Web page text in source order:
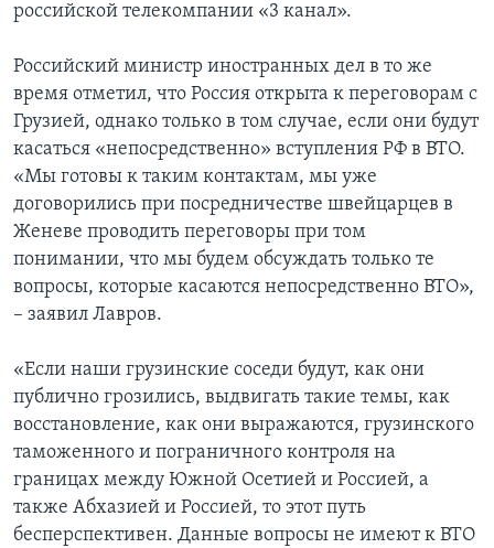
российской телекомпании «3 канал».
Российский министр иностранных дел в то же
время отметил, что Россия открыта к переговорам с
Грузией, однако только в том случае, если они будут
касаться «непосредственно» вступления РФ в ВТО.
«Мы готовы к таким контактам, мы уже
договорились при посредничестве швейцарцев в
Женеве проводить переговоры при том
понимании, что мы будем обсуждать только те
вопросы, которые касаются непосредственно ВТО»,
– заявил Лавров.
«Если наши грузинские соседи будут, как они
публично грозились, выдвигать такие темы, как
восстановление, как они выражаются, грузинского
таможенного и пограничного контроля на
границах между Южной Осетией и Россией, а
также Абхазией и Россией, то этот путь
бесперспективен. Данные вопросы не имеют к ВТО